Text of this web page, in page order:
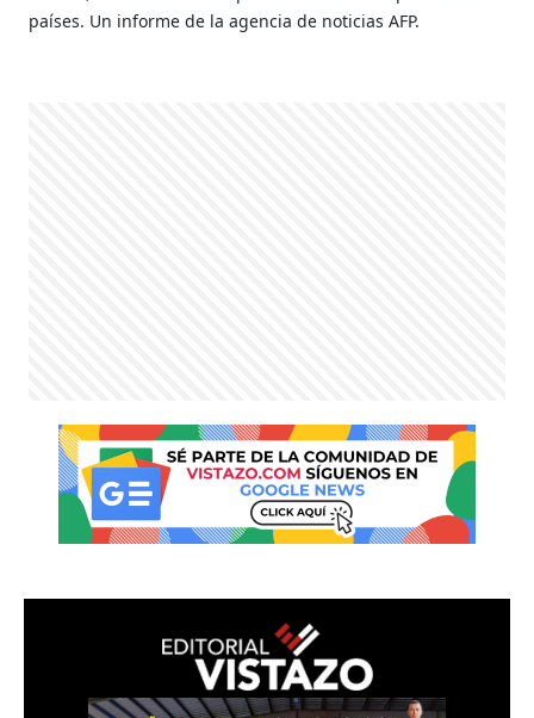
países. Un informe de la agencia de noticias AFP.